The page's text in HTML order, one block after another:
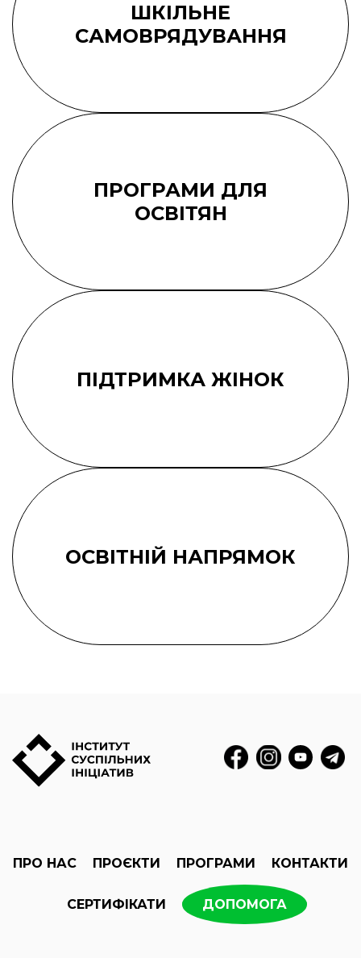
ШКІЛЬНЕ
САМОВРЯДУВАННЯ
ПРОГРАМИ ДЛЯ
ОСВІТЯН
ПІДТРИМКА ЖІНОК
ОСВІТНІЙ НАПРЯМОК
ПРО НАС ПРОЄКТИ ПРОГРАМИ КОНТАКТИ
СЕРТИФІКАТИ ДОПОМОГА